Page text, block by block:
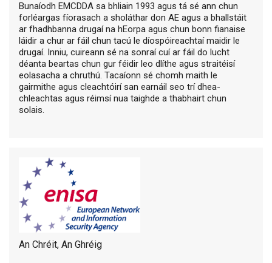
Bunaíodh EMCDDA sa bhliain 1993 agus tá sé ann chun
forléargas fíorasach a sholáthar don AE agus a bhallstáit
ar fhadhbanna drugaí na hEorpa agus chun bonn fianaise
láidir a chur ar fáil chun tacú le díospóireachtaí maidir le
drugaí. Inniu, cuireann sé na sonraí cuí ar fáil do lucht
déanta beartas chun gur féidir leo dlíthe agus straitéisí
eolasacha a chruthú. Tacaíonn sé chomh maith le
gairmithe agus cleachtóirí san earnáil seo trí dhea-
chleachtas agus réimsí nua taighde a thabhairt chun
solais.
An Chréit, An Ghréig